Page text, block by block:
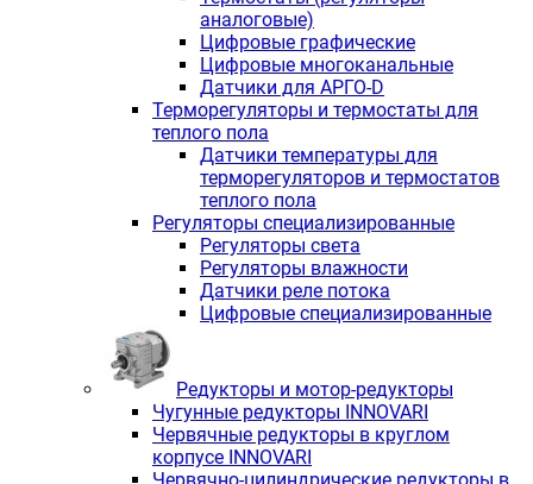
аналоговые)
Цифровые графические
Цифровые многоканальные
Датчики для АРГО-D
Терморегуляторы и термостаты для
теплого пола
Датчики температуры для
терморегуляторов и термостатов
теплого пола
Регуляторы специализированные
Регуляторы света
Регуляторы влажности
Датчики реле потока
Цифровые специализированные
Редукторы и мотор-редукторы
Чугунные редукторы INNOVARI
Червячные редукторы в круглом
корпусе INNOVARI